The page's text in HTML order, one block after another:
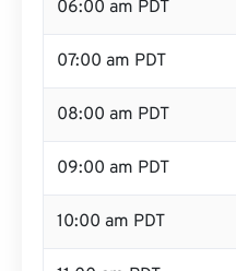
06:00 am PDT
07:00 am PDT
08:00 am PDT
09:00 am PDT
10:00 am PDT